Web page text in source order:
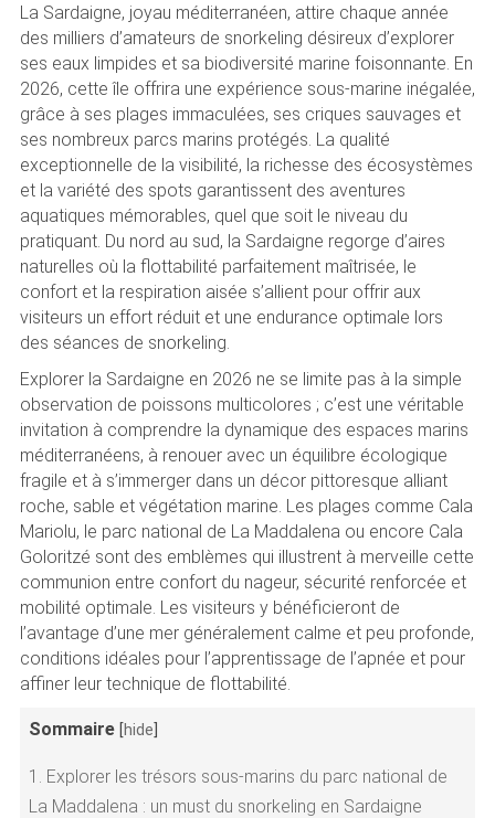
La Sardaigne, joyau méditerranéen, attire chaque année
des milliers d’amateurs de snorkeling désireux d’explorer
ses eaux limpides et sa biodiversité marine foisonnante. En
2026, cette île offrira une expérience sous-marine inégalée,
grâce à ses plages immaculées, ses criques sauvages et
ses nombreux parcs marins protégés. La qualité
exceptionnelle de la visibilité, la richesse des écosystèmes
et la variété des spots garantissent des aventures
aquatiques mémorables, quel que soit le niveau du
pratiquant. Du nord au sud, la Sardaigne regorge d’aires
naturelles où la flottabilité parfaitement maîtrisée, le
confort et la respiration aisée s’allient pour offrir aux
visiteurs un effort réduit et une endurance optimale lors
des séances de snorkeling.
Explorer la Sardaigne en 2026 ne se limite pas à la simple
observation de poissons multicolores ; c’est une véritable
invitation à comprendre la dynamique des espaces marins
méditerranéens, à renouer avec un équilibre écologique
fragile et à s’immerger dans un décor pittoresque alliant
roche, sable et végétation marine. Les plages comme Cala
Mariolu, le parc national de La Maddalena ou encore Cala
Goloritzé sont des emblèmes qui illustrent à merveille cette
communion entre confort du nageur, sécurité renforcée et
mobilité optimale. Les visiteurs y bénéficieront de
l’avantage d’une mer généralement calme et peu profonde,
conditions idéales pour l’apprentissage de l’apnée et pour
affiner leur technique de flottabilité.
Sommaire hide
1. Explorer les trésors sous-marins du parc national de
La Maddalena : un must du snorkeling en Sardaigne